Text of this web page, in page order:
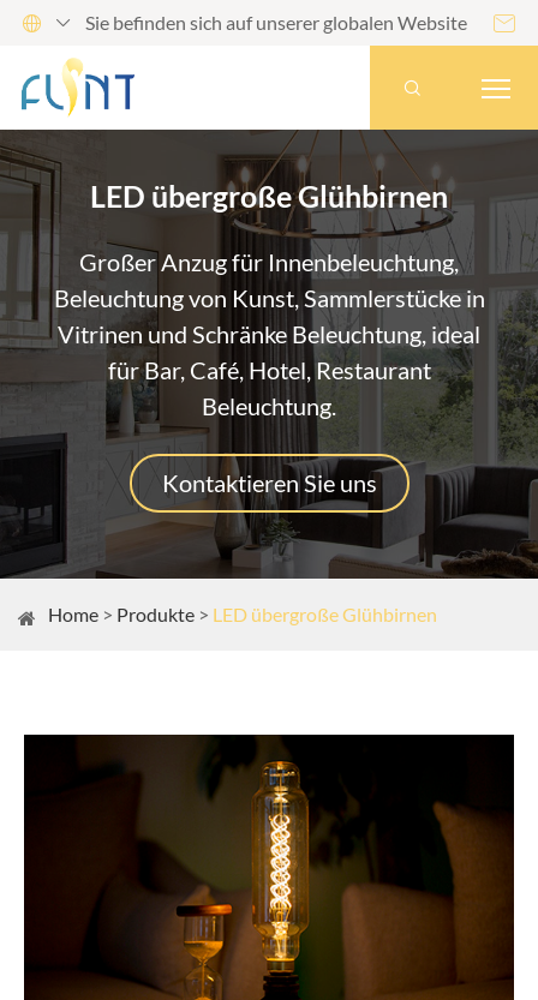
  Sie befinden sich auf unserer globalen Website 

LED übergroße Glühbirnen
Großer Anzug für Innenbeleuchtung,
Beleuchtung von Kunst, Sammlerstücke in
Vitrinen und Schränke Beleuchtung, ideal
für Bar, Café, Hotel, Restaurant
Beleuchtung.
Kontaktieren Sie uns
Home Produkte LED übergroße Glühbirnen